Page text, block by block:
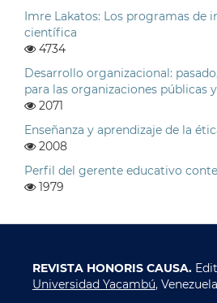
Imre Lakatos: Los programas de
científica
4734
Desarrollo organizacional:
para las organizaciones públicas
2071
Enseñanza y aprendizaje de la
2008
Perfil del gerente educativo
1979
REVISTA HONORIS CAUSA.
Universidad Yacambú,